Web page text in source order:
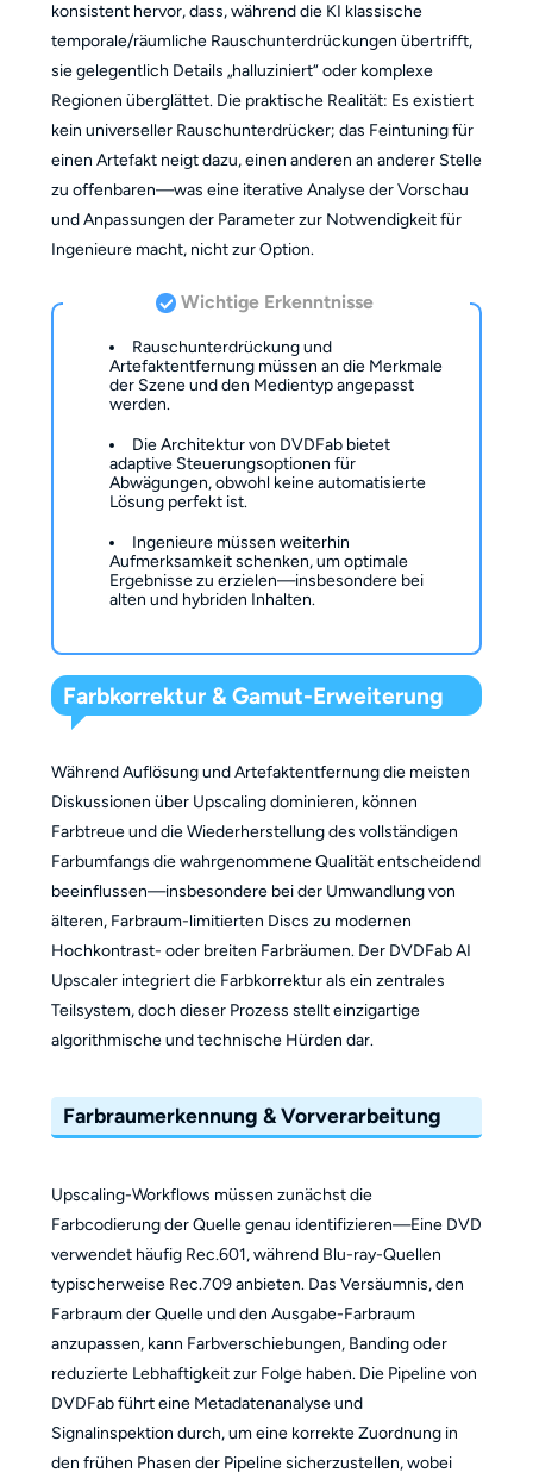
konsistent hervor, dass, während die KI klassische
temporale/räumliche Rauschunterdrückungen übertrifft,
sie gelegentlich Details „halluziniert“ oder komplexe
Regionen überglättet. Die praktische Realität: Es existiert
kein universeller Rauschunterdrücker; das Feintuning für
einen Artefakt neigt dazu, einen anderen an anderer Stelle
zu offenbaren—was eine iterative Analyse der Vorschau
und Anpassungen der Parameter zur Notwendigkeit für
Ingenieure macht, nicht zur Option.
Wichtige Erkenntnisse
Rauschunterdrückung und
Artefaktentfernung müssen an die Merkmale
der Szene und den Medientyp angepasst
werden.
Die Architektur von DVDFab bietet
adaptive Steuerungsoptionen für
Abwägungen, obwohl keine automatisierte
Lösung perfekt ist.
Ingenieure müssen weiterhin
Aufmerksamkeit schenken, um optimale
Ergebnisse zu erzielen—insbesondere bei
alten und hybriden Inhalten.
Farbkorrektur & Gamut-Erweiterung
Während Auflösung und Artefaktentfernung die meisten
Diskussionen über Upscaling dominieren, können
Farbtreue und die Wiederherstellung des vollständigen
Farbumfangs die wahrgenommene Qualität entscheidend
beeinflussen—insbesondere bei der Umwandlung von
älteren, Farbraum-limitierten Discs zu modernen
Hochkontrast- oder breiten Farbräumen. Der DVDFab AI
Upscaler integriert die Farbkorrektur als ein zentrales
Teilsystem, doch dieser Prozess stellt einzigartige
algorithmische und technische Hürden dar.
Farbraumerkennung & Vorverarbeitung
Upscaling-Workflows müssen zunächst die
Farbcodierung der Quelle genau identifizieren—Eine DVD
verwendet häufig Rec.601, während Blu-ray-Quellen
typischerweise Rec.709 anbieten. Das Versäumnis, den
Farbraum der Quelle und den Ausgabe-Farbraum
anzupassen, kann Farbverschiebungen, Banding oder
reduzierte Lebhaftigkeit zur Folge haben. Die Pipeline von
DVDFab führt eine Metadatenanalyse und
Signalinspektion durch, um eine korrekte Zuordnung in
den frühen Phasen der Pipeline sicherzustellen, wobei